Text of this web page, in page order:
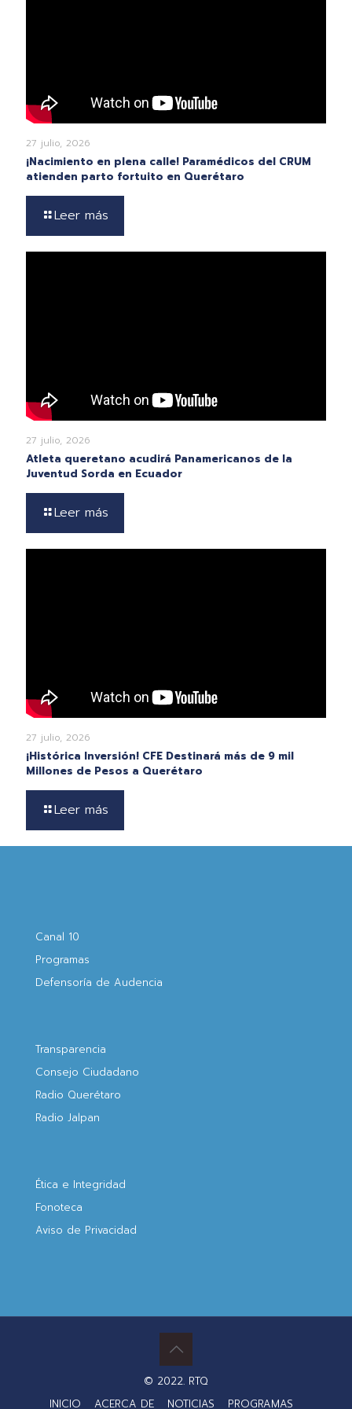
27 julio, 2026
¡Nacimiento en plena calle! Paramédicos del CRUM
atienden parto fortuito en Querétaro
Leer más
27 julio, 2026
Atleta queretano acudirá Panamericanos de la
Juventud Sorda en Ecuador
Leer más
27 julio, 2026
¡Histórica Inversión! CFE Destinará más de 9 mil
Millones de Pesos a Querétaro
Leer más
Canal 10
Programas
Defensoría de Audencia
Transparencia
Consejo Ciudadano
Radio Querétaro
Radio Jalpan
Ética e Integridad
Fonoteca
Aviso de Privacidad
© 2022. RTQ
INICIO
ACERCA DE NOTICIAS PROGRAMAS